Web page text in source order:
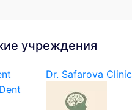
учреждения
Dr. Safarova Clinic